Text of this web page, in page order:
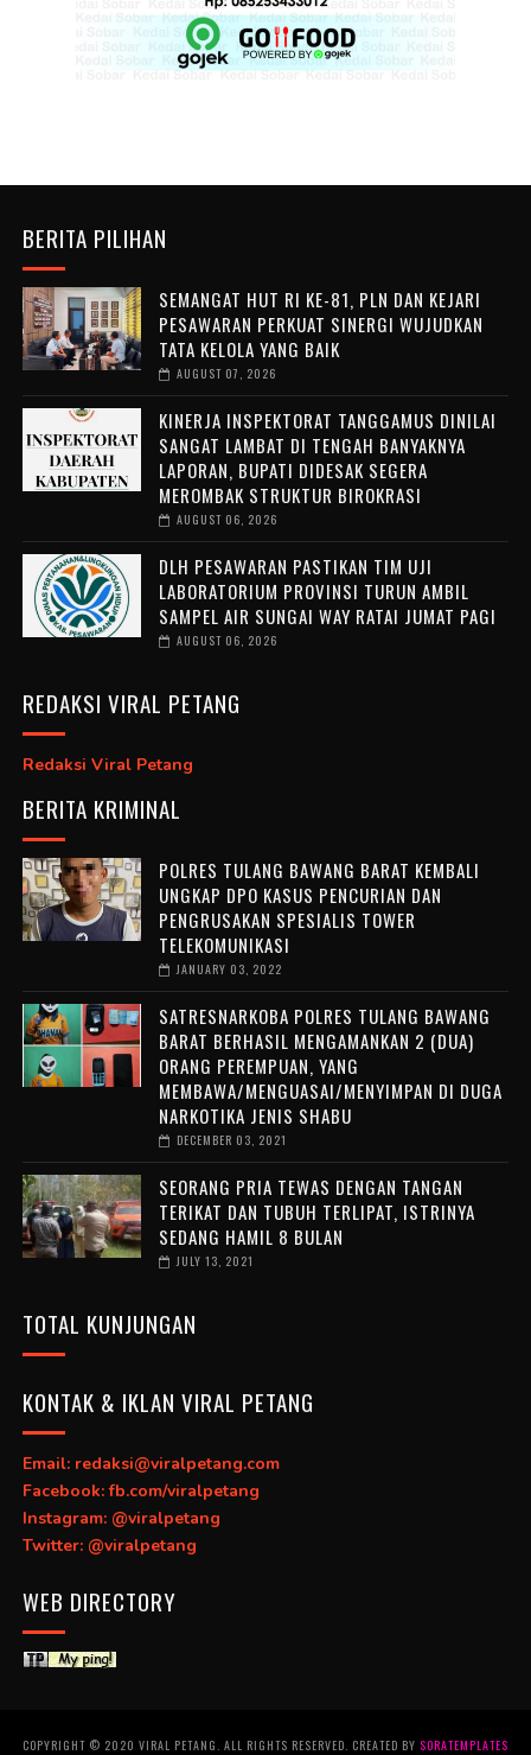
BERITA PILIHAN
SEMANGAT HUT RI KE-81, PLN DAN KEJARI
PESAWARAN PERKUAT SINERGI WUJUDKAN
TATA KELOLA YANG BAIK
AUGUST 07, 2026
KINERJA INSPEKTORAT TANGGAMUS DINILAI
SANGAT LAMBAT DI TENGAH BANYAKNYA
LAPORAN, BUPATI DIDESAK SEGERA
MEROMBAK STRUKTUR BIROKRASI
AUGUST 06, 2026
DLH PESAWARAN PASTIKAN TIM UJI
LABORATORIUM PROVINSI TURUN AMBIL
SAMPEL AIR SUNGAI WAY RATAI JUMAT PAGI
AUGUST 06, 2026
REDAKSI VIRAL PETANG
Redaksi Viral Petang
BERITA KRIMINAL
POLRES TULANG BAWANG BARAT KEMBALI
UNGKAP DPO KASUS PENCURIAN DAN
PENGRUSAKAN SPESIALIS TOWER
TELEKOMUNIKASI
JANUARY 03, 2022
SATRESNARKOBA POLRES TULANG BAWANG
BARAT BERHASIL MENGAMANKAN 2 (DUA)
ORANG PEREMPUAN, YANG
MEMBAWA/MENGUASAI/MENYIMPAN DI DUGA
NARKOTIKA JENIS SHABU
DECEMBER 03, 2021
SEORANG PRIA TEWAS DENGAN TANGAN
TERIKAT DAN TUBUH TERLIPAT, ISTRINYA
SEDANG HAMIL 8 BULAN
JULY 13, 2021
TOTAL KUNJUNGAN
KONTAK & IKLAN VIRAL PETANG
Email: redaksi@viralpetang.com
Facebook: fb.com/viralpetang
Instagram: @viralpetang
Twitter: @viralpetang
WEB DIRECTORY
COPYRIGHT © 2020 VIRAL PETANG. ALL RIGHTS RESERVED. CREATED BY SORATEMPLATES